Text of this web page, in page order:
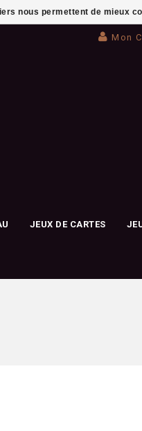
Mon
JEUX DE CARTES
nous permettent de